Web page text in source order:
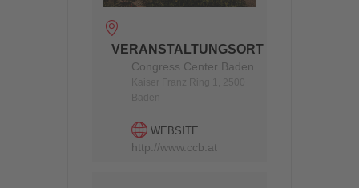
VERANSTALTUNGSORT
Congress Center Baden
WEBSITE
http://www.ccb.at